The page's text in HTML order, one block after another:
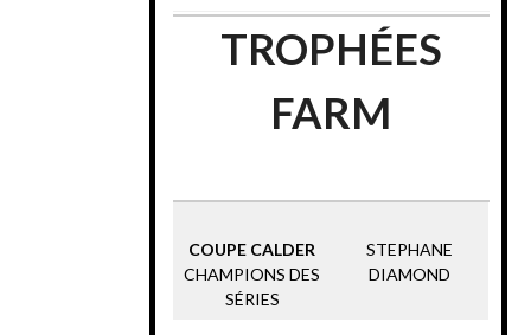
TROPHÉES
FARM
COUPE CALDER
CHAMPIONS DES
SÉRIES
STEPHANE
DIAMOND